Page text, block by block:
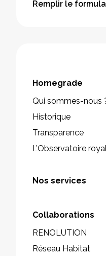
Remplir le
Homegrade
Qui sommes-nous
Historique
Transparence
L’Observatoire
Nos services
Collaborations
RENOLUTION
Réseau Habitat